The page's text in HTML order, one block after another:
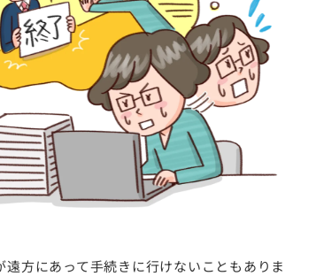
方にあって手続きに行けないこともありま